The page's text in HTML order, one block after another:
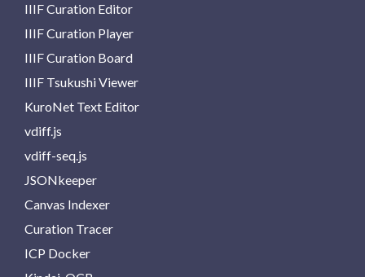
IIIF Curation Editor
IIIF Curation Player
IIIF Curation Board
IIIF Tsukushi Viewer
KuroNet Text Editor
vdiff.js
vdiff-seq.js
JSONkeeper
Canvas Indexer
Curation Tracer
ICP Docker